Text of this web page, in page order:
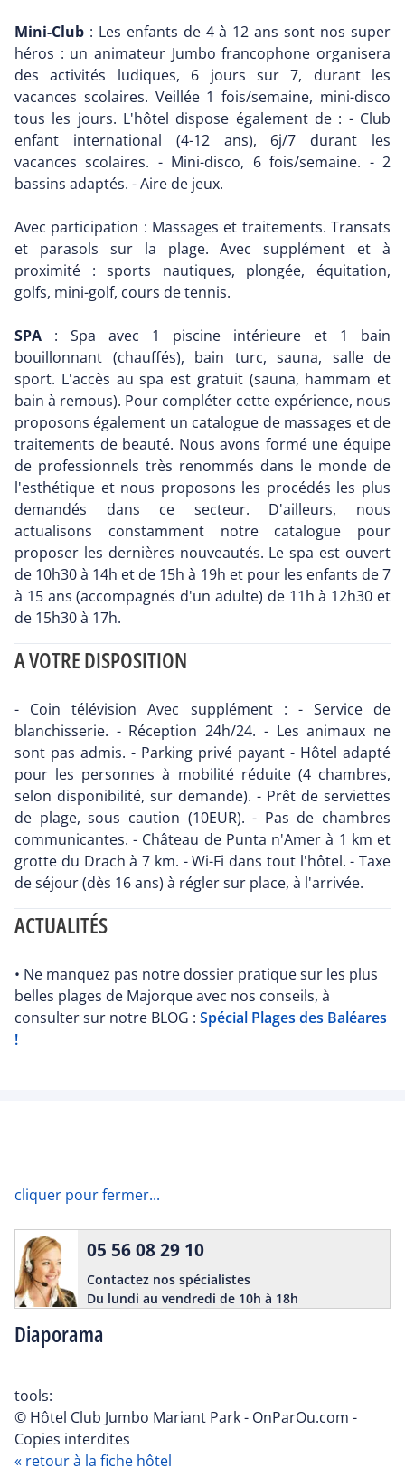
Mini-Club : Les enfants de 4 à 12 ans sont nos super
héros : un animateur Jumbo francophone organisera
des activités ludiques, 6 jours sur 7, durant les
vacances scolaires. Veillée 1 fois/semaine, mini-disco
tous les jours. L'hôtel dispose également de : - Club
enfant international (4-12 ans), 6j/7 durant les
vacances scolaires. - Mini-disco, 6 fois/semaine. - 2
bassins adaptés. - Aire de jeux.
Avec participation : Massages et traitements. Transats
et parasols sur la plage. Avec supplément et à
proximité : sports nautiques, plongée, équitation,
golfs, mini-golf, cours de tennis.
SPA : Spa avec 1 piscine intérieure et 1 bain
bouillonnant (chauffés), bain turc, sauna, salle de
sport. L'accès au spa est gratuit (sauna, hammam et
bain à remous). Pour compléter cette expérience, nous
proposons également un catalogue de massages et de
traitements de beauté. Nous avons formé une équipe
de professionnels très renommés dans le monde de
l'esthétique et nous proposons les procédés les plus
demandés dans ce secteur. D'ailleurs, nous
actualisons constamment notre catalogue pour
proposer les dernières nouveautés. Le spa est ouvert
de 10h30 à 14h et de 15h à 19h et pour les enfants de 7
à 15 ans (accompagnés d'un adulte) de 11h à 12h30 et
de 15h30 à 17h.
A VOTRE DISPOSITION
- Coin télévision Avec supplément : - Service de
blanchisserie. - Réception 24h/24. - Les animaux ne
sont pas admis. - Parking privé payant - Hôtel adapté
pour les personnes à mobilité réduite (4 chambres,
selon disponibilité, sur demande). - Prêt de serviettes
de plage, sous caution (10EUR). - Pas de chambres
communicantes. - Château de Punta n'Amer à 1 km et
grotte du Drach à 7 km. - Wi-Fi dans tout l'hôtel. - Taxe
de séjour (dès 16 ans) à régler sur place, à l'arrivée.
ACTUALITÉS
• Ne manquez pas notre dossier pratique sur les plus
belles plages de Majorque avec nos conseils, à
consulter sur notre BLOG : Spécial Plages des Baléares
!
cliquer pour fermer...
Diaporama
05 56 08 29 10
Contactez nos spécialistes
Du lundi au vendredi de 10h à 18h
tools:
© Hôtel Club Jumbo Mariant Park - OnParOu.com -
Copies interdites
« retour à la fiche hôtel